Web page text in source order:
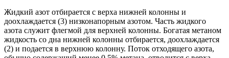
Жидкий азот отбирается с верха нижней колонны и
доохлаждается (3) низконапорным азотом. Часть жидкого
азота служит флегмой для верхней колонны. Богатая метаном
жидкость со дна нижней колонны отбирается, доохлаждается
(2) и подается в верхнюю колонну. Поток отходящего азота,